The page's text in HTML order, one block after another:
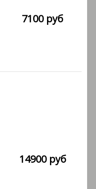
7100 руб
14900 руб